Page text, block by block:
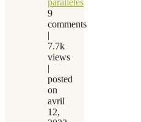
parallèles
9
comments
|
7.7k
views
|
posted
on
avril
12,